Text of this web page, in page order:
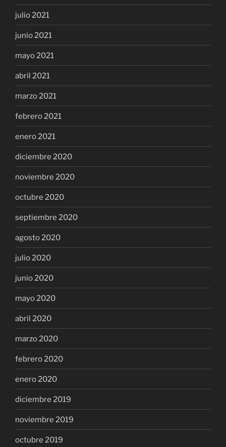
julio 2021
junio 2021
mayo 2021
abril 2021
marzo 2021
febrero 2021
enero 2021
diciembre 2020
noviembre 2020
octubre 2020
septiembre 2020
agosto 2020
julio 2020
junio 2020
mayo 2020
abril 2020
marzo 2020
febrero 2020
enero 2020
diciembre 2019
noviembre 2019
octubre 2019